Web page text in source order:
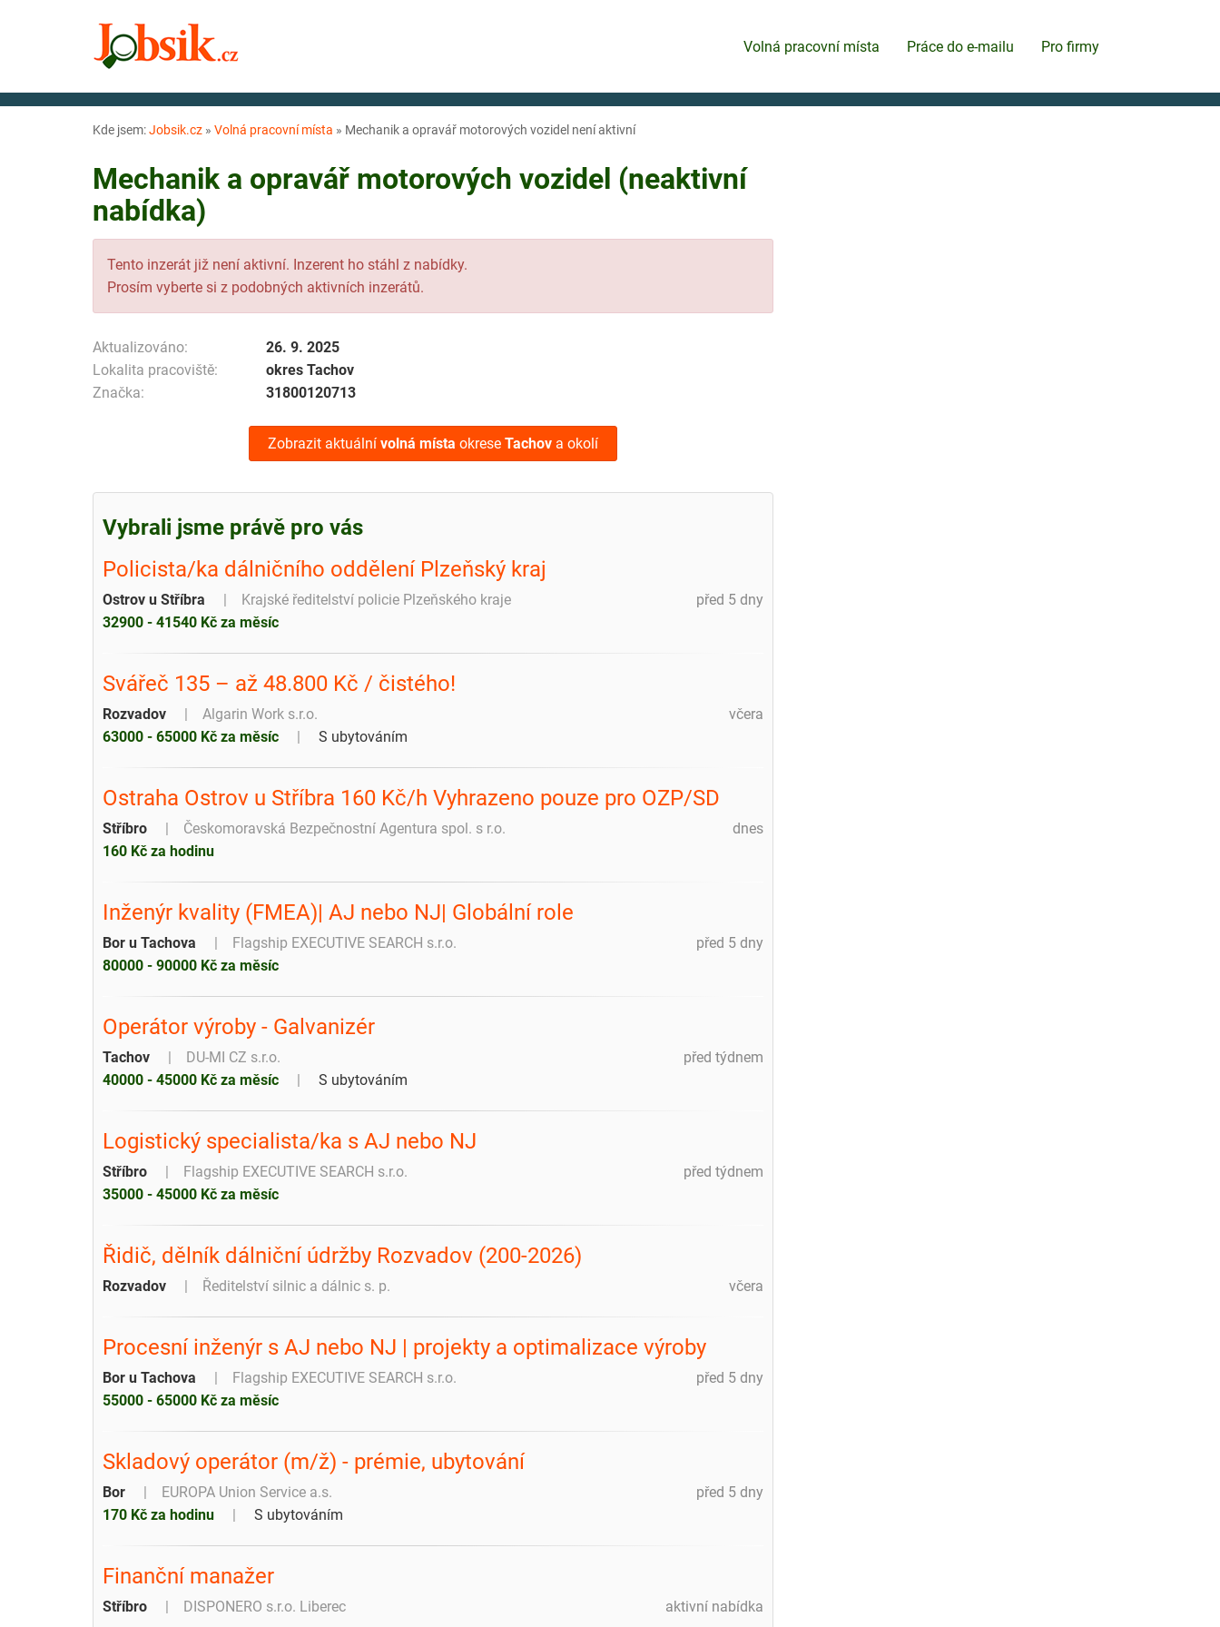
Volná pracovní místa Práce do e-mailu Pro firmy
Kde jsem:Jobsik.cz » Volná pracovní místa » Mechanik a opravář motorových vozidel není aktivní
Mechanik a opravář motorových vozidel (neaktivní
nabídka)
Tento inzerát již není aktivní. Inzerent ho stáhl z nabídky.
Prosím vyberte si z podobných aktivních inzerátů.
Aktualizováno:
26. 9. 2025
Lokalita pracoviště:
okres Tachov
Značka:
31800120713
Zobrazit aktuální volná místa okrese Tachov a okolí
Vybrali jsme právě pro vás
Policista/ka dálničního oddělení Plzeňský kraj
před 5 dny
Ostrov u Stříbra
Krajské ředitelství policie Plzeňského kraje
32900 - 41540 Kč za měsíc
Svářeč 135 – až 48.800 Kč / čistého!
včera
Rozvadov
Algarin Work s.r.o.
63000 - 65000 Kč za měsíc
S ubytováním
Ostraha Ostrov u Stříbra 160 Kč/h Vyhrazeno pouze pro OZP/SD
dnes
Stříbro
Českomoravská Bezpečnostní Agentura spol. s r.o.
160 Kč za hodinu
Inženýr kvality (FMEA)| AJ nebo NJ| Globální role
před 5 dny
Bor u Tachova
Flagship EXECUTIVE SEARCH s.r.o.
80000 - 90000 Kč za měsíc
Operátor výroby - Galvanizér
před týdnem
Tachov
DU-MI CZ s.r.o.
40000 - 45000 Kč za měsíc
S ubytováním
Logistický specialista/ka s AJ nebo NJ
před týdnem
Stříbro
Flagship EXECUTIVE SEARCH s.r.o.
35000 - 45000 Kč za měsíc
Řidič, dělník dálniční údržby Rozvadov (200-2026)
včera
Rozvadov Ředitelství silnic a dálnic s. p.
Procesní inženýr s AJ nebo NJ | projekty a optimalizace výroby
před 5 dny
Bor u Tachova
Flagship EXECUTIVE SEARCH s.r.o.
55000 - 65000 Kč za měsíc
Skladový operátor (m/ž) - prémie, ubytování
před 5 dny
Bor
EUROPA Union Service a.s.
170 Kč za hodinu
S ubytováním
Finanční manažer
aktivní nabídka
Stříbro DISPONERO s.r.o. Liberec